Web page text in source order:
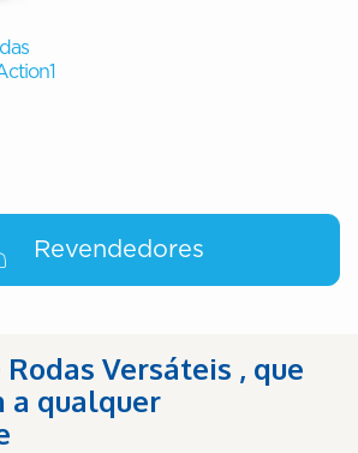
Revendedores
Versáteis , que
a qualquer